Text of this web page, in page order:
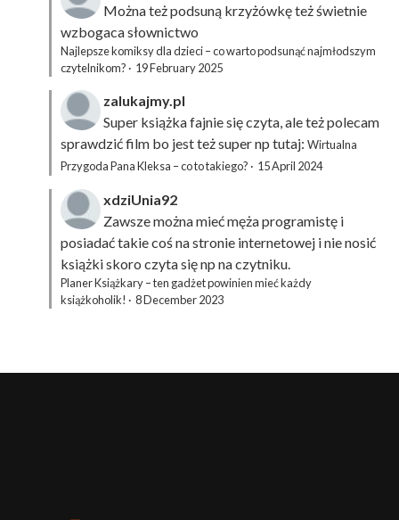
Można też podsuną krzyżówkęteż świetnie
wzbogaca słownictwo
Najlepsze komiksy dla dzieci – co warto podsunąć najmłodszym
czytelnikom? · 19 February 2025
zalukajmy.pl
Super książka fajnie się czyta, ale też polecam
sprawdzić film bo jest też super np tutaj: Wirtualna
Przygoda Pana Kleksa – co to takiego? · 15 April 2024
xdziUnia92
Zawsze można mieć męża programistę i
posiadać takie coś na stronie internetowej i nie nosić
książki skoro czyta się np na czytniku.
Planer Książkary – ten gadżet powinien mieć każdy
książkoholik! · 8 December 2023